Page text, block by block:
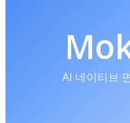
AI 네이티브